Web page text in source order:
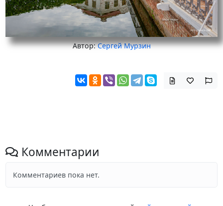
Автор:Сергей Мурзин
Комментарии
Комментариев пока нет.